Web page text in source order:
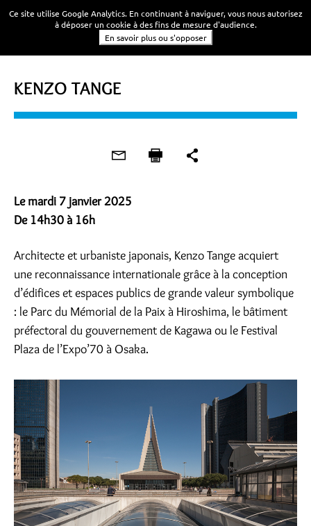
CONFÉRENCE
KENZO TANGE
Le mardi 7 janvier 2025
De 14h30 à 16h
Architecte et urbaniste japonais, Kenzo Tange acquiert
une reconnaissance internationale grâce à la conception
d’édifices et espaces publics de grande valeur symbolique
: le Parc du Mémorial de la Paix à Hiroshima, le bâtiment
préfectoral du gouvernement de Kagawa ou le Festival
Plaza de l’Expo’70 à Osaka.
Ce site utilise Google Analytics. En continuant à naviguer, vous nous autorisez
à déposer un cookie à des fins de mesure d'audience.
En savoir plus ou s'opposer